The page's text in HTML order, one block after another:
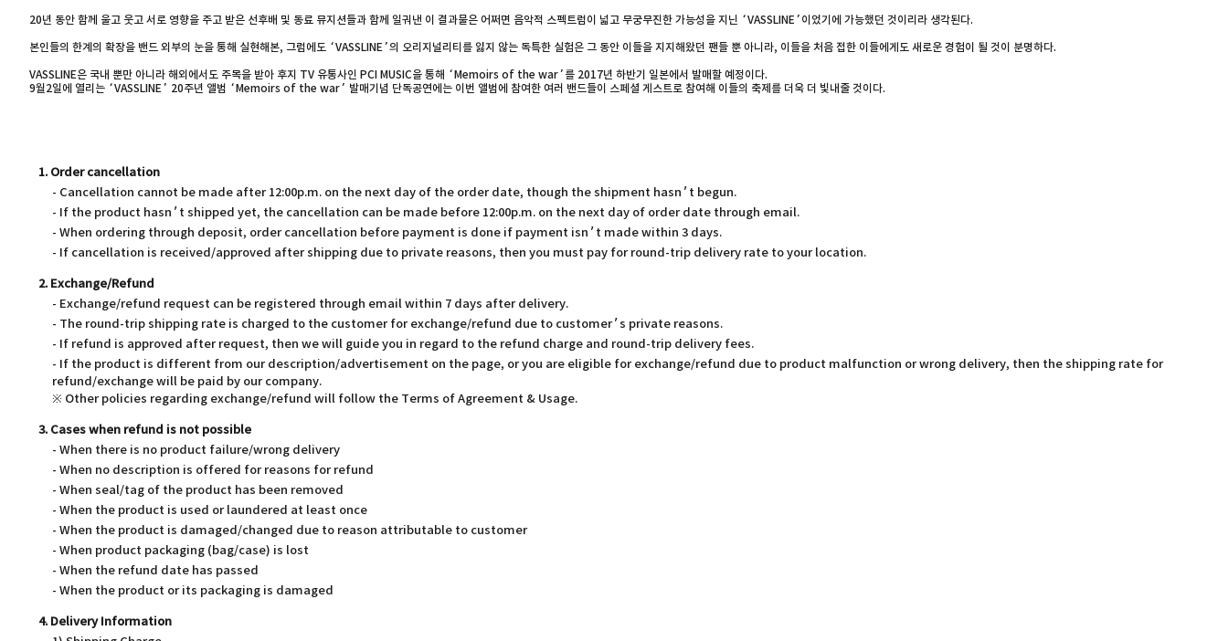
20년 동안 함께 울고 웃고 서로 영향을 주고 받은 선후배 및 동료 뮤지션들과 함께 일궈낸 이 결과물은 어쩌면 음악적 스펙트럼이 넓고 무궁무진한 가능성을 지닌 ‘VASSLINE’이었기에 가능했던 것이리라 생각된다.
본인들의 한계의 확장을 밴드 외부의 눈을 통해 실현해본, 그럼에도 ‘VASSLINE’의 오리지널리티를 잃지 않는 독특한 실험은 그 동안 이들을 지지해왔던 팬들 뿐 아니라, 이들을 처음 접한 이들에게도 새로운 경험이 될 것이 분명하다.
VASSLINE은 국내 뿐만 아니라 해외에서도 주목을 받아 후지 TV 유통사인 PCI MUSIC을 통해 ‘Memoirs of the war’를 2017년 하반기 일본에서 발매할 예정이다.
9월2일에 열리는 ‘VASSLINE’ 20주년 앨범 ‘Memoirs of the war’ 발매기념 단독공연에는 이번 앨범에 참여한 여러 밴드들이 스페셜 게스트로 참여해 이들의 축제를 더욱 더 빛내줄 것이다.
1. Order cancellation
- Cancellation cannot be made after 12:00p.m. on the next day of the order date, though the shipment hasn’t begun.
- If the product hasn’t shipped yet, the cancellation can be made before 12:00p.m. on the next day of order date through email.
- When ordering through deposit, order cancellation before payment is done if payment isn’t made within 3 days.
- If cancellation is received/approved after shipping due to private reasons, then you must pay for round-trip delivery rate to your location.
2. Exchange/Refund
- Exchange/refund request can be registered through email within 7 days after delivery.
- The round-trip shipping rate is charged to the customer for exchange/refund due to customer’s private reasons.
- If refund is approved after request, then we will guide you in regard to the refund charge and round-trip delivery fees.
- If the product is different from our description/advertisement on the page, or you are eligible for exchange/refund due to product malfunction or wrong delivery, then the shipping rate for
refund/exchange will be paid by our company.
※ Other policies regarding exchange/refund will follow the Terms of Agreement & Usage.
3. Cases when refund is not possible
- When there is no product failure/wrong delivery
- When no description is offered for reasons for refund
- When seal/tag of the product has been removed
- When the product is used or laundered at least once
- When the product is damaged/changed due to reason attributable to customer
- When product packaging (bag/case) is lost
- When the refund date has passed
- When the product or its packaging is damaged
4. Delivery Information